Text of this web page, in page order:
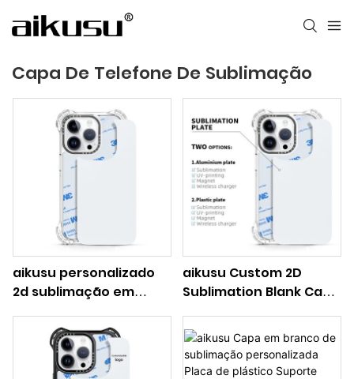
Capa De Telefone De Sublimação
aikusu personalizado
2d sublimação em
alumínio atacado tpu
claro caso do telefone
para iphone 16 15 14 13
aikusu Custom 2D
Sublimation Blank Case
Atacado suporta
carregamento sem fio
TPU Clear Magnetic